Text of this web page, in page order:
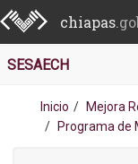
chiapas
SESAECH
Inicio
Mejora
Programa de